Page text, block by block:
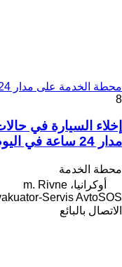
محطة الخدمة على مدار 24 ساعة في اليوم
8
إخلاء السيارة في
مدار 24 ساعة في اليوم
محطة الخدمة
أوكرانيا، m. Rivne
Servis AvtoSOS
الاتصال بالبائع